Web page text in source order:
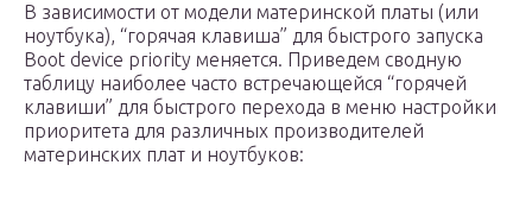
В зависимости от модели материнской платы (или
ноутбука), “горячая клавиша” для быстрого запуска
Boot device priority меняется. Приведем сводную
таблицу наиболее часто встречающейся “горячей
клавиши” для быстрого перехода в меню настройки
приоритета для различных производителей
материнских плат и ноутбуков: